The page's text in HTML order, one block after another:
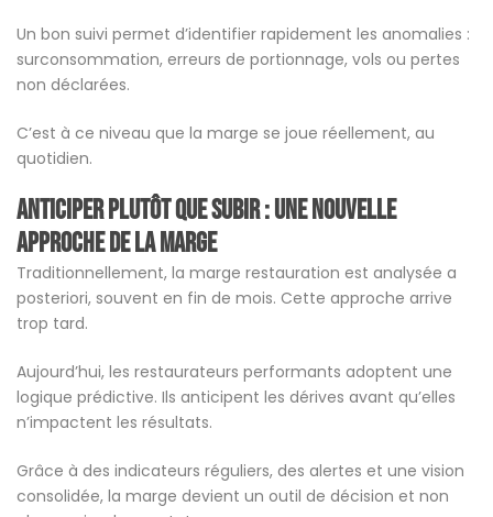
Un bon suivi permet d’identifier rapidement les anomalies :
surconsommation, erreurs de portionnage, vols ou pertes
non déclarées.
C’est à ce niveau que la marge se joue réellement, au
quotidien.
Anticiper plutôt que subir : une nouvelle
approche de la marge
Traditionnellement, la marge restauration est analysée a
posteriori, souvent en fin de mois. Cette approche arrive
trop tard.
Aujourd’hui, les restaurateurs performants adoptent une
logique prédictive. Ils anticipent les dérives avant qu’elles
n’impactent les résultats.
Grâce à des indicateurs réguliers, des alertes et une vision
consolidée, la marge devient un outil de décision et non